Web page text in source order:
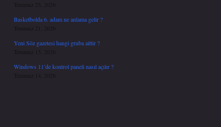
Temmuz 25, 2026
Basketbolda 6. adam ne anlama gelir ?
Temmuz 21, 2026
Yeni Söz gazetesi hangi gruba aittir ?
Temmuz 15, 2026
Windows 11’de kontrol paneli nasıl açılır ?
Temmuz 14, 2026